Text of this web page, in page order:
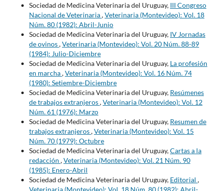
Sociedad de Medicina Veterinaria del Uruguay, III Congreso
Nacional de Veterinaria,Veterinaria (Montevideo): Vol. 18
Núm. 80 (1982): Abril-Junio
Sociedad de Medicina Veterinaria del Uruguay, IV Jornadas
de ovinos,Veterinaria (Montevideo): Vol. 20 Núm. 88-89
(1984): Julio-Diciembre
Sociedad de Medicina Veterinaria del Uruguay, La profesión
en marcha,Veterinaria (Montevideo): Vol. 16 Núm. 74
(1980): Setiembre-Diciembre
Sociedad de Medicina Veterinaria del Uruguay, Resúmenes
de trabajos extranjeros,Veterinaria (Montevideo): Vol. 12
Núm. 61 (1976): Marzo
Sociedad de Medicina Veterinaria del Uruguay, Resumen de
trabajos extranjeros,Veterinaria (Montevideo): Vol. 15
Núm. 70 (1979): Octubre
Sociedad de Medicina Veterinaria del Uruguay,Cartas a la
redacción ,Veterinaria (Montevideo): Vol. 21 Núm. 90
(1985): Enero-Abril
Sociedad de Medicina Veterinaria del Uruguay, Editorial ,
Veterinaria (Montevideo): Vol. 18 Núm. 80 (1982): Abril-